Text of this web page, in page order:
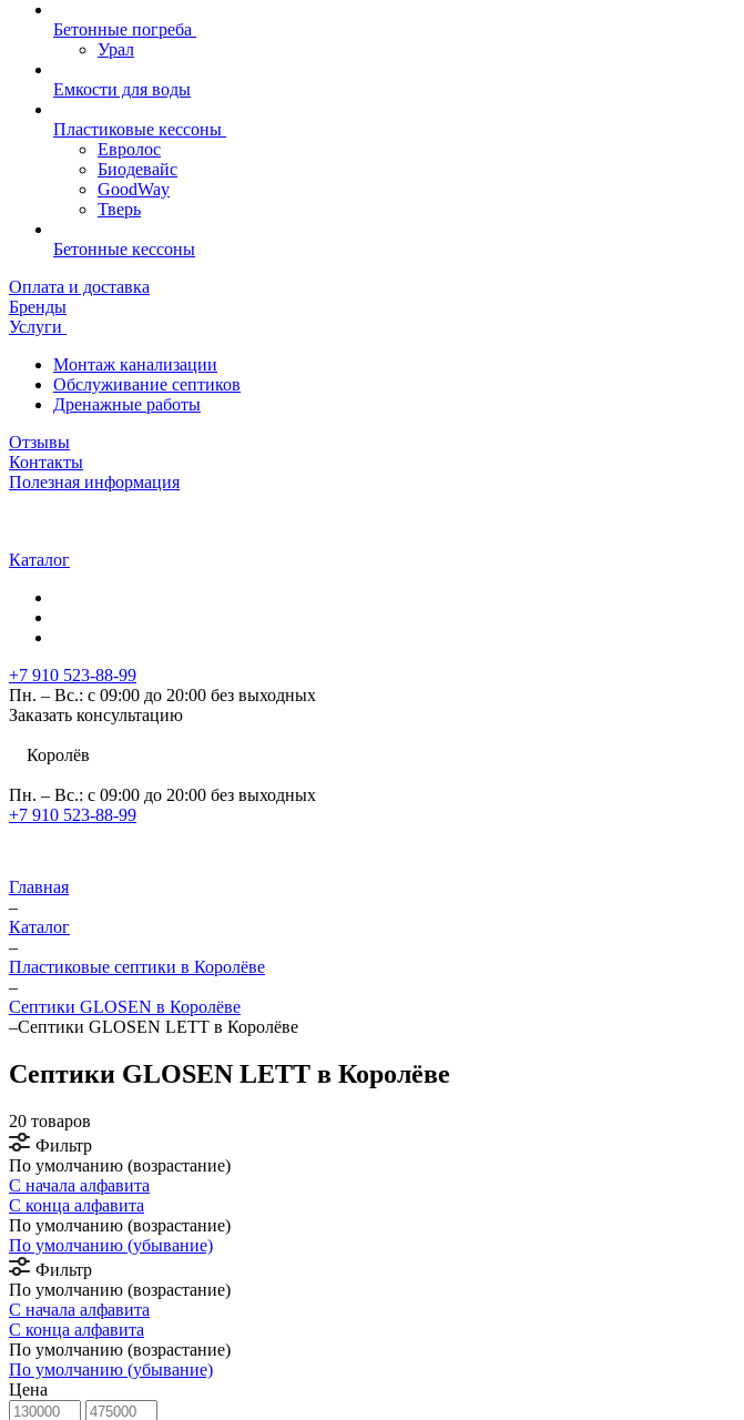
Бетонные погреба
Урал
Емкости для воды
Пластиковые кессоны
Евролос
Биодевайс
GoodWay
Тверь
Бетонные кессоны
Оплата и доставка
Бренды
Услуги
Монтаж канализации
Обслуживание септиков
Дренажные работы
Отзывы
Контакты
Полезная информация
Каталог
+7 910 523-88-99
Пн. – Вс.: с 09:00 до 20:00 без выходных
Заказать консультацию
Королёв
Пн. – Вс.: с 09:00 до 20:00 без выходных
+7 910 523-88-99
Главная
–
Каталог
–
Пластиковые септики в Королёве
–
Септики GLOSEN в Королёве
–Септики GLOSEN LETT в Королёве
Септики GLOSEN LETT в Королёве
20 товаров
Фильтр
По умолчанию (возрастание)
С начала алфавита
С конца алфавита
По умолчанию (возрастание)
По умолчанию (убывание)
Фильтр
По умолчанию (возрастание)
С начала алфавита
С конца алфавита
По умолчанию (возрастание)
По умолчанию (убывание)
Цена